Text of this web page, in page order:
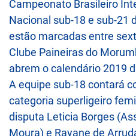
Campeonato Brasileiro
Nacional sub-18 e sub-21
estão marcadas entre
Clube Paineiras do
abrem o calendário 2019
A equipe sub-18 contará
categoria superligeiro
disputa Leticia Borges
Moura) e Rayane de